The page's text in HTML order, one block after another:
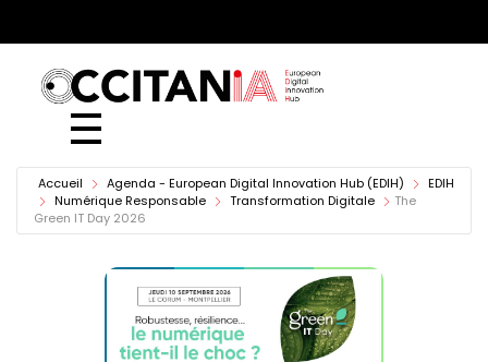
Accueil Agenda - European Digital Innovation Hub (EDIH)
EDIH
Numérique Responsable
Transformation Digitale
The
Green IT Day 2026